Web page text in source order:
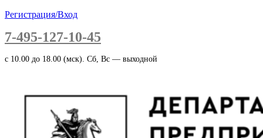
Регистрация/Вход
7-495-127-10-45
c 10.00 до 18.00 (мск). Сб, Вс — выходной